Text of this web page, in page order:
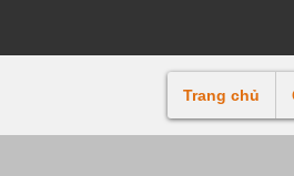
Trang chủ